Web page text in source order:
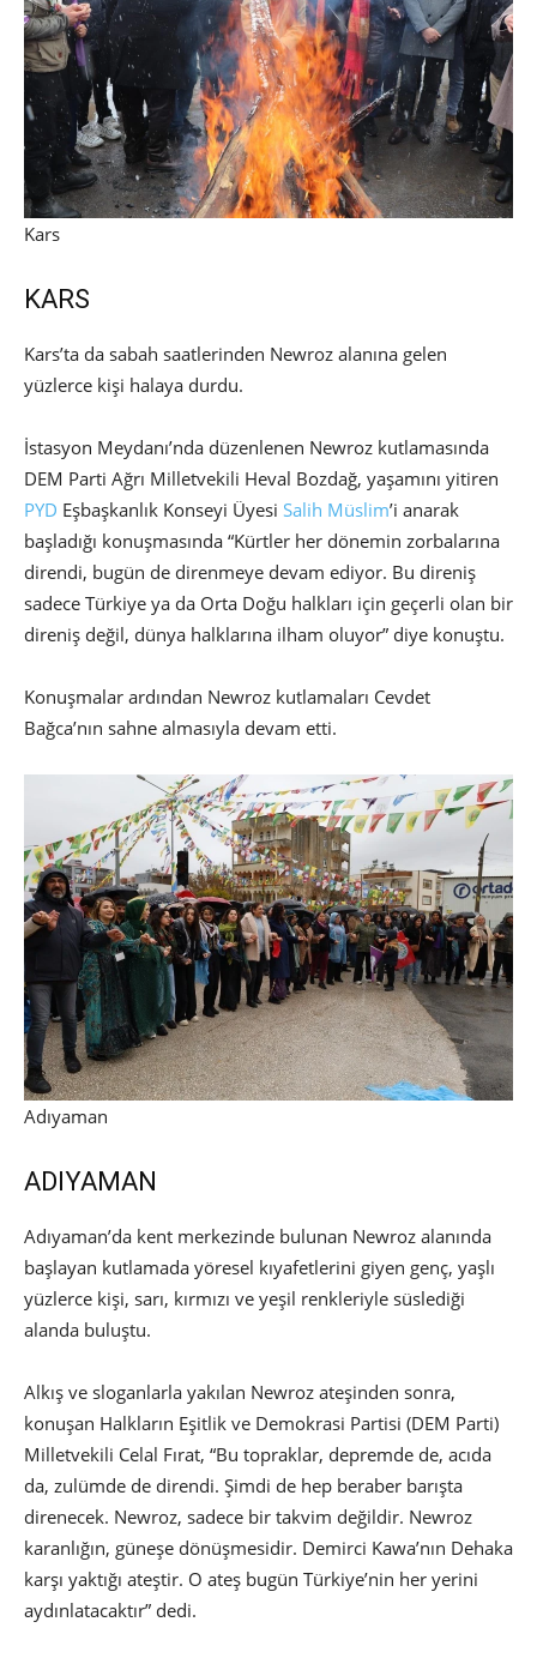
Kars
KARS
Kars’ta da sabah saatlerinden Newroz alanına gelen
yüzlerce kişi halaya durdu.
İstasyon Meydanı’nda düzenlenen Newroz kutlamasında
DEM Parti Ağrı Milletvekili Heval Bozdağ, yaşamını yitiren
PYD Eşbaşkanlık Konseyi Üyesi Salih Müslim’i anarak
başladığı konuşmasında “Kürtler her dönemin zorbalarına
direndi, bugün de direnmeye devam ediyor. Bu direniş
sadece Türkiye ya da Orta Doğu halkları için geçerli olan bir
direniş değil, dünya halklarına ilham oluyor” diye konuştu.
Konuşmalar ardından Newroz kutlamaları Cevdet
Bağca’nın sahne almasıyla devam etti.
Adıyaman
ADIYAMAN
Adıyaman’da kent merkezinde bulunan Newroz alanında
başlayan kutlamada yöresel kıyafetlerini giyen genç, yaşlı
yüzlerce kişi, sarı, kırmızı ve yeşil renkleriyle süslediği
alanda buluştu.
Alkış ve sloganlarla yakılan Newroz ateşinden sonra,
konuşan Halkların Eşitlik ve Demokrasi Partisi (DEM Parti)
Milletvekili Celal Fırat, “Bu topraklar, depremde de, acıda
da, zulümde de direndi. Şimdi de hep beraber barışta
direnecek. Newroz, sadece bir takvim değildir. Newroz
karanlığın, güneşe dönüşmesidir. Demirci Kawa’nın Dehaka
karşı yaktığı ateştir. O ateş bugün Türkiye’nin her yerini
aydınlatacaktır” dedi.